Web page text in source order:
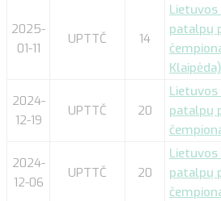
2025-
01-11
UPTTČ 14
patalpų
Klaipėda)
2024-
12-19
UPTTČ 20
patalpų
2024-
12-06
UPTTČ 20
patalpų